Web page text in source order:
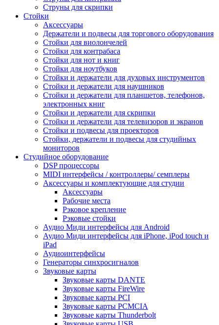
Струны для скрипки
Стойки
Аксессуары
Держатели и подвесы для торгового оборудования
Стойки для виолончелей
Стойки для контрабаса
Стойки для нот и книг
Стойки для ноутбуков
Стойки и держатели для духовых инструментов
Стойки и держатели для наушников
Стойки и держатели для планшетов, телефонов,
электронных книг
Стойки и держатели для скрипки
Стойки и держатели для телевизоров и экранов
Стойки и подвесы для проекторов
Стойки, держатели и подвесы для студийных
мониторов
Студийное оборудование
DSP процессоры
MIDI интерфейсы / контроллеры/ семплеры
Аксессуары и комплектующие для студии
Аксессуары
Рабочие места
Рэковое крепление
Рэковые стойки
Аудио Миди интерфейсы для Android
Аудио Миди интерфейсы для iPhone, iPod touch и
iPad
Аудиоинтерфейсы
Генераторы синхросигналов
Звуковые карты
Звуковые карты DANTE
Звуковые карты FireWire
Звуковые карты PCI
Звуковые карты PCMCIA
Звуковые карты Thunderbolt